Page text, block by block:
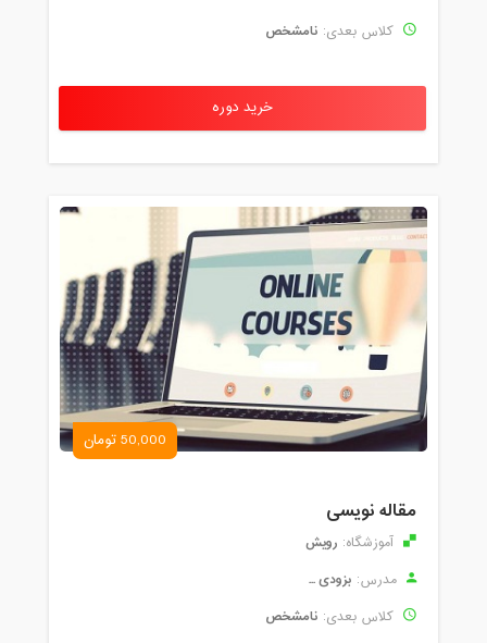
کلاس بعدی: نامشخص
خرید دوره
50,000 تومان
مقاله نویسی
آموزشگاه: رویش
مدرس: بزودی ...
کلاس بعدی: نامشخص